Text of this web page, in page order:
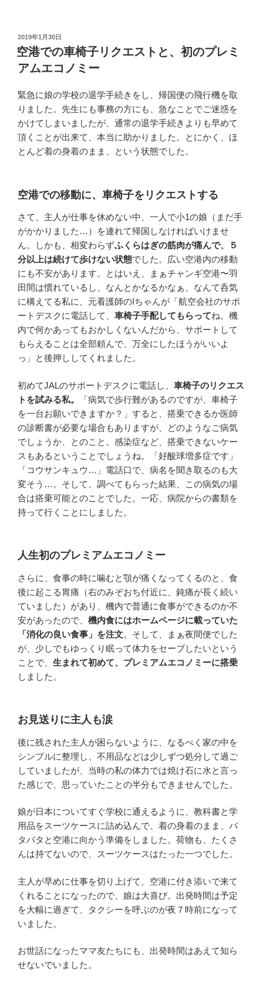
投
稿
日:
2019年1月30日
空港での車椅子リクエストと、初のプレミ
アムエコノミー
緊急に娘の学校の退学手続きをし、帰国便の飛行機を取
りました。先生にも事務の方にも、急なことでご迷惑を
かけてしまいましたが、通常の退学手続きよりも早めて
頂くことが出来て、本当に助かりました。とにかく、ほ
とんど着の身着のまま、という状態でした。
空港での移動に、車椅子をリクエストする
さて、主人が仕事を休めない中、一人で小1の娘（まだ手
がかかりました…）を連れて帰国しなければいけませ
ん。しかも、相変わらずふくらはぎの筋肉が痛んで、５
分以上は続けて歩けない状態でした。広い空港内の移動
にも不安があります。とはいえ、まぁチャンギ空港〜羽
田間は慣れているし、なんとかなるかなぁ、なんて呑気
に構えてる私に、元看護師のIちゃんが「航空会社のサポ
ートデスクに電話して、 車椅子手配してもらってね。機
内で何かあってもおかしくないんだから、サポートして
もらえることは全部頼んで、万全にしたほうがいいよ
っ」と後押ししてくれました。
初めてJALのサポートデスクに電話し、 車椅子のリクエス
トを試みる私。
「病気で歩行難があるのですが、車椅子
を一台お願いできますか？」すると、搭乗できるか医師
の診断書が必要な場合もありますが、どのようなご病気
でしょうか、とのこと。感染症など、搭乗できないケー
スもあるということでしょうね。「好酸球増多症です」
「コウサンキュウ…」電話口で、病名を聞き取るのも大
変そう…。そして、調べてもらった結果、この病気の場
合は搭乗可能とのことでした。一応、病院からの書類を
持って行くことにしました。
人生初のプレミアムエコノミー
さらに、食事の時に噛むと顎が痛くなってくるのと、食
後に起こる胃痛（右のみぞおち付近に、鈍痛が長く続い
ていました）があり、機内で普通に食事ができるのか不
安があったので、 機内食にはホームページに載っていた
「消化の良い食事」を注文。そして、まぁ夜間便でした
が、少しでもゆっくり眠って体力をセーブしたいという
ことで、 生まれて初めて、プレミアムエコノミーに搭乗
しました。
お見送りに主人も涙
後に残された主人が困らないように、なるべく家の中を
シンプルに整理し、不用品などは少しずつ処分して過ご
していましたが、当時の私の体力では焼け石に水と言っ
た感じで、思っていたことの半分もできませんでした。
娘が日本についてすぐ学校に通えるように、教科書と学
用品をスーツケースに詰め込んで、着の身着のまま、バ
タバタと空港に向かう準備をしました。荷物も、たくさ
んは持てないので、スーツケースはたった一つでした。
主人が早めに仕事を切り上げて、空港に付き添いで来て
くれることになったので、娘は大喜び。出発時間は予定
を大幅に過ぎて、タクシーを呼ぶのが夜７時前になって
いました。
お世話になったママ友たちにも、出発時間はあえて知ら
せないでいました。